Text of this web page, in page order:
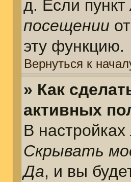
д. Если пункт
посещении
эту функцию.
Вернуться к
» Как
активных
В
Скрывать
Да, и вы